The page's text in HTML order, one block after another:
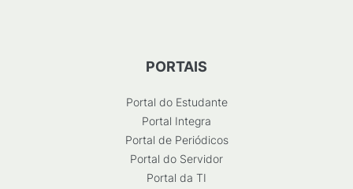
PORTAIS
Portal do Estudante
Portal Integra
Portal de Periódicos
Portal do Servidor
Portal da TI